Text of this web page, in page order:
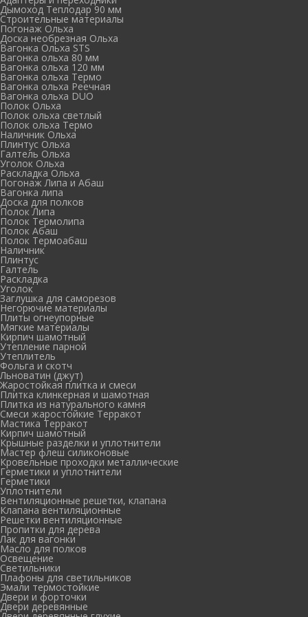
Дымоход Теплодар 90 мм
Cтроительные материалы
Погонаж Ольха
Доска необрезная Ольха
Вагонка Ольха STS
Вагонка ольха 80 мм
Вагонка ольха 120 мм
Вагонка ольха Термо
Вагонка ольха Реечная
Вагонка ольха DUO
Полок Ольха
Полок ольха светлый
Полок ольха Термо
Наличник Ольха
Плинтус Ольха
Галтель Ольха
Уголок Ольха
Раскладка Ольха
Погонаж Липа и Абаш
Вагонка липа
Доска для полков
Полок Липа
Полок Термолипа
Полок Абаш
Полок Термоабаш
Наличник
Плинтус
Галтель
Раскладка
Уголок
Заглушка для саморезов
Негорючие материалы
Плиты огнеупорные
Мягкие материалы
Кирпич шамотный
Утепление парной
Утеплитель
Фольга и скотч
Льноватин (джут)
Жаростойкая плитка и смеси
Плитка клинкерная и шамотная
Плитка из натурального камня
Смеси жаростойкие Терракот
Мастика Терракот
Кирпич шамотный
Крышные разделки и уплотнители
Мастер флеш силиконовые
Кровельные проходки металлические
Герметики и уплотнители
Герметики
Уплотнители
Вентиляционные решетки, клапана
Клапана вентиляционные
Решетки вентиляционные
Пропитки для дерева
Лак для вагонки
Масло для полков
Освещение
Светильники
Плафоны для светильников
Эмали термостойкие
Двери и форточки
Двери деревянные